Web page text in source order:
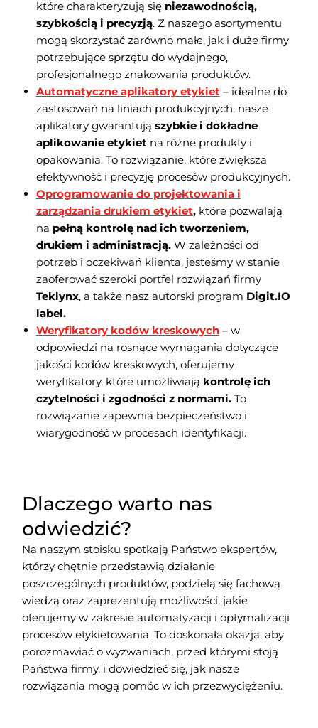
które charakteryzują się niezawodnością,
szybkością i precyzją. Z naszego asortymentu
mogą skorzystać zarówno małe, jak i duże firmy
potrzebujące sprzętu do wydajnego,
profesjonalnego znakowania produktów.
Automatyczne aplikatory etykiet– idealne do
zastosowań na liniach produkcyjnych, nasze
aplikatory gwarantują szybkie i dokładne
aplikowanie etykietna różne produkty i
opakowania. To rozwiązanie, które zwiększa
efektywność i precyzję procesów produkcyjnych.
Oprogramowanie do projektowania i
zarządzania drukiem etykiet,które pozwalają
na pełną kontrolę nad ich tworzeniem,
drukiem i administracją.W zależności od
potrzeb i oczekiwań klienta, jesteśmy w stanie
zaoferować szeroki portfel rozwiązań firmy
Teklynx, a także nasz autorski program Digit.IO
label.
Weryfikatory kodów kreskowych– w
odpowiedzi na rosnące wymagania dotyczące
jakości kodów kreskowych, oferujemy
weryfikatory, które umożliwiają kontrolę ich
czytelności i zgodności z normami.To
rozwiązanie zapewnia bezpieczeństwo i
wiarygodność w procesach identyfikacji.
Dlaczego warto nas
odwiedzić?
Na naszym stoisku spotkają Państwo ekspertów,
którzy chętnie przedstawią działanie
poszczególnych produktów, podzielą się fachową
wiedzą oraz zaprezentują możliwości, jakie
oferujemy w zakresie automatyzacji i optymalizacji
procesów etykietowania. To doskonała okazja, aby
porozmawiać o wyzwaniach, przed którymi stoją
Państwa firmy, i dowiedzieć się, jak nasze
rozwiązania mogą pomóc w ich przezwyciężeniu.